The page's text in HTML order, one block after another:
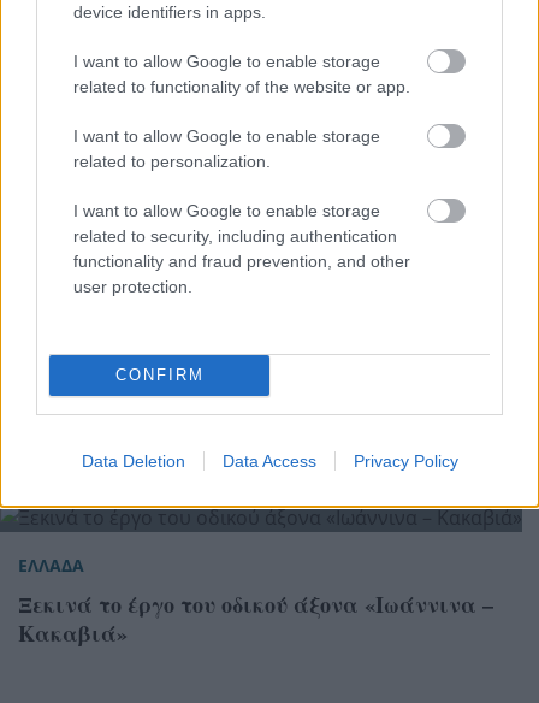
device identifiers in apps.
I want to allow Google to enable storage
related to functionality of the website or app.
I want to allow Google to enable storage
related to personalization.
I want to allow Google to enable storage
related to security, including authentication
functionality and fraud prevention, and other
user protection.
CONFIRM
Data Deletion Data Access Privacy Policy
Κακοκαιρία σαρώνει Ιόνια και Ήπειρο:
Σοβαρές ζημιές σε Κέρκυρα και Καστοριά
ΕΛΛΑΔΑ
Ξεκινά το έργο του οδικού άξονα «Ιωάννινα –
Κακαβιά»